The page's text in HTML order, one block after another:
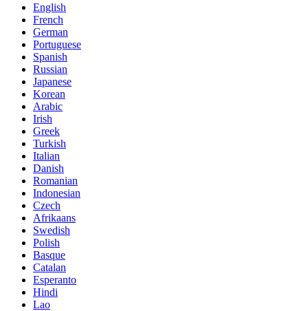
English
French
German
Portuguese
Spanish
Russian
Japanese
Korean
Arabic
Irish
Greek
Turkish
Italian
Danish
Romanian
Indonesian
Czech
Afrikaans
Swedish
Polish
Basque
Catalan
Esperanto
Hindi
Lao